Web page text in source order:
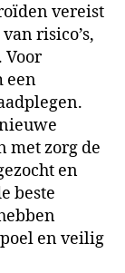
vereist
risico’s,
Voor
een
met zorg de
en
beste
en veilig